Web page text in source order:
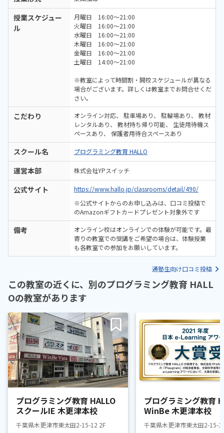
授業スケジュー
ル
月曜日 16:00～21:00
火曜日 16:00～21:00
水曜日 16:00～21:00
木曜日 16:00～21:00
金曜日 16:00～21:00
土曜日 14:00～21:00
※教室によって時間割・開校スケジュールが異なる
場合がございます。詳しくは教室までお問合せくだ
さい。
こだわり オンライン対応 駐車場あり 駐輪場あり
教材
レンタルあり
教材持ち帰り可能
生徒用待機ス
ペースあり
保護者用待合スペースあり
スクール名 プログラミング教育 HALLO
運営本部 株式会社YPスイッチ
公式サイト
https://www.hallo.jp/classrooms/detail/490/
※公式サイトからのお申し込みは、口コミ投稿で
のAmazonギフトカードプレゼント対象外です
備考
オンライン校はオンラインでの体験が可能です。最
寄りの教室での受講をご希望の場合は、体験授業
も各教室での参加をお願いしています。
通塾生向け口コミ投稿
この教室の近くに、別のプログラミング教育 HALL
Oの教室があります
プログラミング教育 HALLO
スクールIE 木更津本校
千葉県木更津市東太田2-15-12 2F
プログラミング教育
WinBe 木更津本校
千葉県木更津市東太田2-15-